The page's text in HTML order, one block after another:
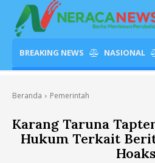
BREAKING NEWS NASIONAL
Beranda Pemerintah
Karang Taruna
Hukum Terkait
Hoaks